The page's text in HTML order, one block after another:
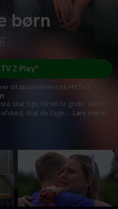
børn
skal sige farvel til gode, tætte
skal de tage... Læs mere
2 Play*
dit abonnement på Mit TV 2.